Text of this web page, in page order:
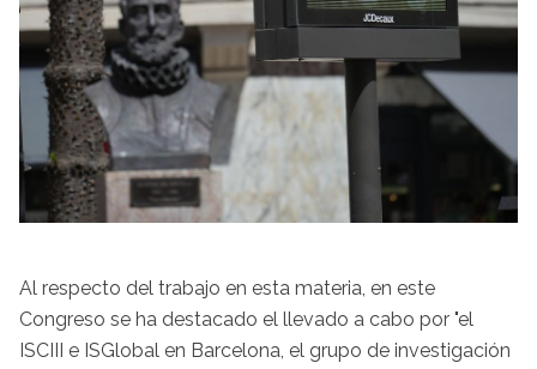
Al respecto del trabajo en esta materia, en este
Congreso se ha destacado el llevado a cabo por "el
ISCIII e ISGlobal en Barcelona, el grupo de investigación